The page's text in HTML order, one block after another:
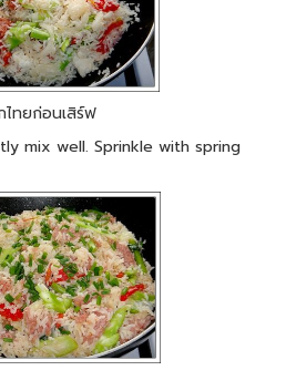
ไทยก่อนเสิร์ฟ
mix well. Sprinkle with spring